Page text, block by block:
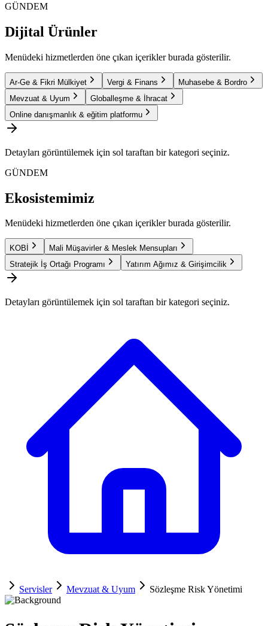
GÜNDEM
Dijital Ürünler
Menüdeki hizmetlerden öne çıkan içerikler burada gösterilir.
Ar-Ge & Fikri Mülkiyet Vergi & Finans
Muhasebe & Bordro
Mevzuat & Uyum
Globalleşme & İhracat
Online danışmanlık & eğitim platformu
Detayları görüntülemek için sol taraftan bir kategori seçiniz.
GÜNDEM
Ekosistemimiz
Menüdeki hizmetlerden öne çıkan içerikler burada gösterilir.
KOBİ
Mali Müşavirler & Meslek Mensupları
Stratejik İş Ortağı Programı
Yatırım Ağımız & Girişimcilik
Detayları görüntülemek için sol taraftan bir kategori seçiniz.
Servisler Mevzuat & Uyum Sözleşme Risk Yönetimi